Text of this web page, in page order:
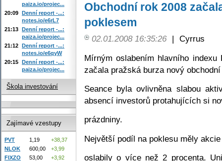
Obchodní rok 2008
poklesem
02.01.2008 16:35:26 | Cyrrus
Mírným oslabením hlavního
začala pražská burza nový
Seance byla ovlivněna slabou
absencí investorů protahujících si
prázdniny.
Největší podíl na poklesu měly
oslabily o více než 2 procenta.
paiza.io/projec...
20:09 Denní report -...:
notes.io/e6rL7
21:13 Denní report -...:
paiza.io/projec...
21:12 Denní report -...:
notes.io/e6qyW
20:15 Denní report -...:
paiza.io/projec...
Škola investování
Zajímavé vzestupy
PVT 1,19
+38,37
NLOK
600,00
+3,99
FIXZO
53,00
+3,92